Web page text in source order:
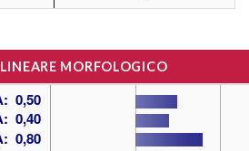
LINEARE MORFOLOGICO